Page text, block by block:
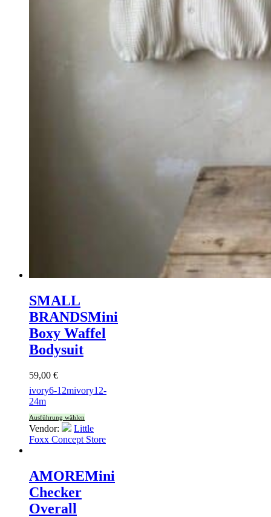
SMALL
BRANDSMini
Boxy Waffel
Bodysuit
59,00 €
ivory6-12mivory12-
24m
Ausführung wählen
Vendor:
Little
Foxx Concept Store
AMOREMini
Checker
Overall